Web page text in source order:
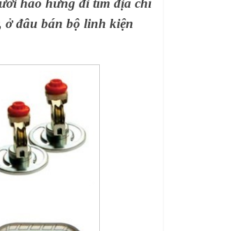
hào hứng đi tìm địa chỉ
ở đâu bánbộ linh kiện